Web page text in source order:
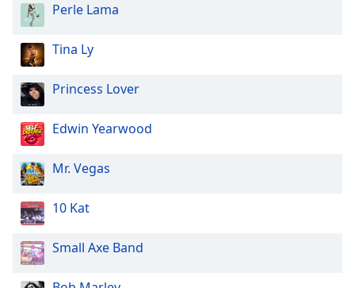
Caption
Area
Background
Color
Opacity
Font
Size
Text
Edge
Style
Perle Lama
Tina Ly
Princess Lover
Edwin Yearwood
Mr. Vegas
10 Kat
Small Axe Band